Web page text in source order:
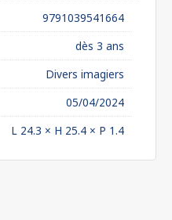
9791039541664
dès 3 ans
Divers imagiers
05/04/2024
L 24.3 × H 25.4 × P 1.4